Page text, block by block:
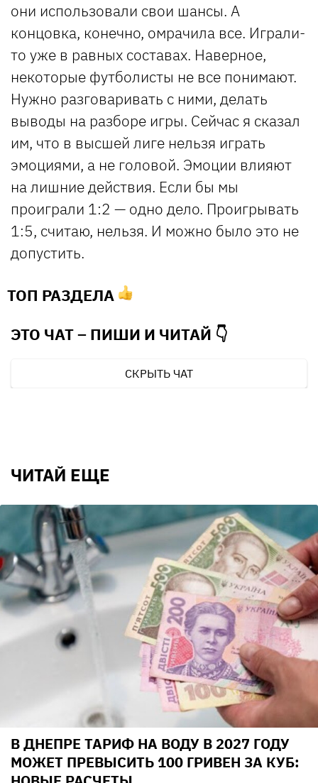
они использовали свои шансы. А
концовка, конечно, омрачила все. Играли-
то уже в равных составах. Наверное,
некоторые футболисты не все понимают.
Нужно разговаривать с ними, делать
выводы на разборе игры. Сейчас я сказал
им, что в высшей лиге нельзя играть
эмоциями, а не головой. Эмоции влияют
на лишние действия. Если бы мы
проиграли 1:2 — одно дело. Проигрывать
1:5, считаю, нельзя. И можно было это не
допустить.
ТОП РАЗДЕЛА
ЭТО ЧАТ – ПИШИ И ЧИТАЙ 👇
СКРЫТЬ ЧАТ
ЧИТАЙ ЕЩЕ
В ДНЕПРЕ ТАРИФ НА ВОДУ В 2027 ГОДУ
МОЖЕТ ПРЕВЫСИТЬ 100 ГРИВЕН ЗА КУБ: